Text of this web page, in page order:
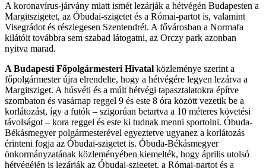
A koronavírus-járvány miatt ismét lezárják a hétvégén Budapesten a
Margitszigetet, az Óbudai-szigetet és a Római-partot is, valamint
Visegrádot és részlegesen Szentendrét. A fővárosban a Normafa
kilátóit továbbra sem szabad látogatni, az Orczy park azonban
nyitva marad.
A Budapesti Főpolgármesteri Hivatal közleménye szerint a
főpolgármester újra elrendelte, hogy a hétvégére legyen lezárva a
Margitsziget. A húsvéti és a múlt hétvégi tapasztalatokra építve
szombaton és vasárnap reggel 9 és este 8 óra között vezetik be a
korlátozást, így a futók – szigorúan betartva a 10 méteres követési
távolságot – kora reggel és este ki tudnak menni sportolni. Óbuda-
Békásmegyer polgármesterével egyeztetve ugyanez a korlátozás
érinteni fogja az Óbudai-szigetet is. Óbuda-Békásmegyer
önkormányzatának közleményében kiemelték, hogy április utolsó
hétvégéjén is lezárják az Óbudai-szigetet, a Római-partot és a